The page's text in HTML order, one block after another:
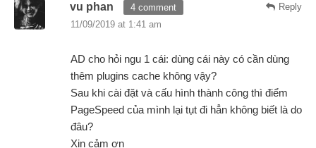
Reply
vu phan
4 comment
11/09/2019 at 1:41 am
AD cho hỏi ngu 1 cái: dùng cái này có cần dùng
thêm plugins cache không vậy?
Sau khi cài đặt và cấu hình thành công thì điểm
PageSpeed của mình lại tụt đi hẳn không biết là do
đâu?
Xin cảm ơn